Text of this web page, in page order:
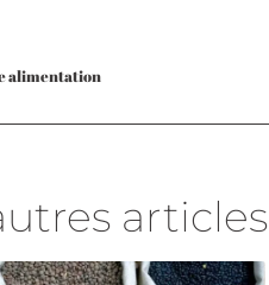
alimentation
articles